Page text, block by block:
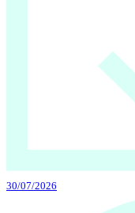
30/07/2026